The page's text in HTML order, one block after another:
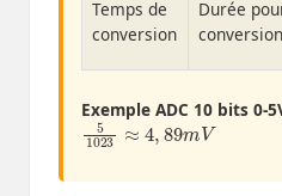
Temps de
conversion
Durée
conversion
Exemple ADC 10 bits 0-
51023≈4,89mV